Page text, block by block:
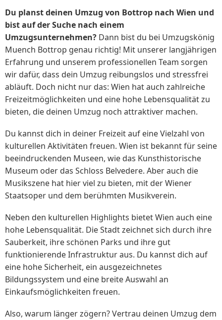
Du planst deinen Umzug von Bottrop nach Wien und
bist auf der Suche nach einem
Umzugsunternehmen? Dann bist du bei Umzugskönig
Muench Bottrop genau richtig! Mit unserer langjährigen
Erfahrung und unserem professionellen Team sorgen
wir dafür, dass dein Umzug reibungslos und stressfrei
abläuft. Doch nicht nur das: Wien hat auch zahlreiche
Freizeitmöglichkeiten und eine hohe Lebensqualität zu
bieten, die deinen Umzug noch attraktiver machen.
Du kannst dich in deiner Freizeit auf eine Vielzahl von
kulturellen Aktivitäten freuen. Wien ist bekannt für seine
beeindruckenden Museen, wie das Kunsthistorische
Museum oder das Schloss Belvedere. Aber auch die
Musikszene hat hier viel zu bieten, mit der Wiener
Staatsoper und dem berühmten Musikverein.
Neben den kulturellen Highlights bietet Wien auch eine
hohe Lebensqualität. Die Stadt zeichnet sich durch ihre
Sauberkeit, ihre schönen Parks und ihre gut
funktionierende Infrastruktur aus. Du kannst dich auf
eine hohe Sicherheit, ein ausgezeichnetes
Bildungssystem und eine breite Auswahl an
Einkaufsmöglichkeiten freuen.
Also, warum länger zögern? Vertrau deinen Umzug dem